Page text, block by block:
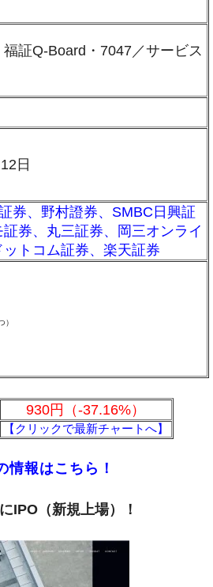
証Q-Board・7047／サービス
日
券、 野村證券、 SMBC日興証
証券、 丸三証券、
岡三オンライ
ットコム証券、楽天証券
）
930円（-37.16%）
【クリックで最新チャートへ】
情報はこちら！
IPO（新規上場）！